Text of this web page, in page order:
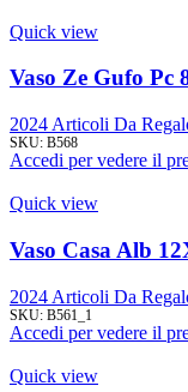
Quick view
Vaso Ze Gufo Pc
2024 Articoli Da
SKU: B568
Accedi per vedere il
Quick view
Vaso Casa Alb
2024 Articoli Da
SKU: B561_1
Accedi per vedere il
Quick view